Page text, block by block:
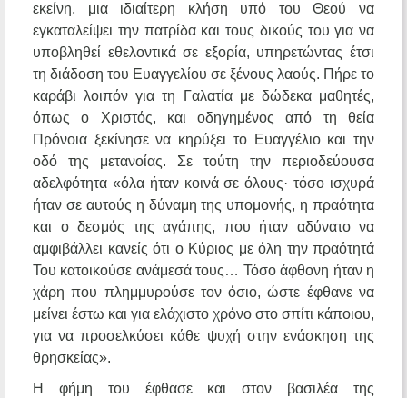
εκείνη, μια ιδιαίτερη κλήση υπό του Θεού να
εγκαταλείψει την πατρίδα και τους δικούς του για να
υποβληθεί εθελοντικά σε εξορία, υπηρετώντας έτσι
τη διάδοση του Ευαγγελίου σε ξένους λαούς. Πήρε το
καράβι λοιπόν για τη Γαλατία με δώδεκα μαθητές,
όπως ο Χριστός, και οδηγημένος από τη θεία
Πρόνοια ξεκίνησε να κηρύξει το Ευαγγέλιο και την
οδό της μετανοίας. Σε τούτη την περιοδεύουσα
αδελφότητα «όλα ήταν κοινά σε όλους· τόσο ισχυρά
ήταν σε αυτούς η δύναμη της υπομονής, η πραότητα
και ο δεσμός της αγάπης, που ήταν αδύνατο να
αμφιβάλλει κανείς ότι ο Κύριος με όλη την πραότητά
Του κατοικούσε ανάμεσά τους… Τόσο άφθονη ήταν η
χάρη που πλημμυρούσε τον όσιο, ώστε έφθανε να
μείνει έστω και για ελάχιστο χρόνο στο σπίτι κάποιου,
για να προσελκύσει κάθε ψυχή στην ενάσκηση της
θρησκείας».
Η φήμη του έφθασε και στον βασιλέα της